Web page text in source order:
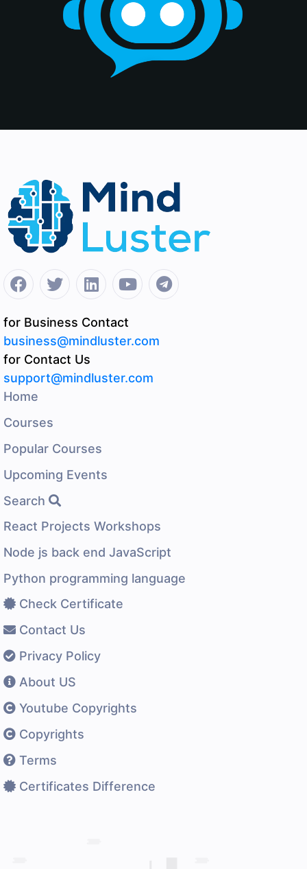
for Business Contact
business@mindluster.com
for Contact Us
support@mindluster.com
Home
Courses
Popular Courses
Upcoming Events
Search
React Projects Workshops
Node js back end JavaScript
Python programming language
Check Certificate
Contact Us
Privacy Policy
About US
Youtube Copyrights
Copyrights
Terms
Certificates Difference